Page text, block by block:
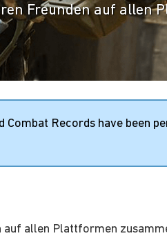
Freunden auf allen
Combat Records have been
allen Plattformen